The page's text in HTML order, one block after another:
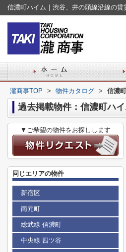
信濃町ハイム｜渋谷、井の頭線沿線の賃
瀧商事TOP > 物件カタログ > 信濃
過去掲載物件：信濃町ハ
▼ご希望の物件をお探しします
同じエリアの物件
新宿区
南元町
総武線 信濃町
中央線 四ツ谷